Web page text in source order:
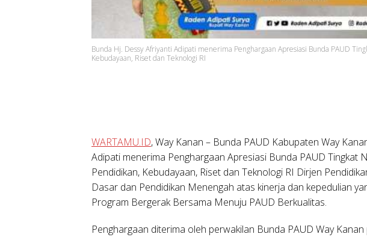
Bunda Hj. Dessy Afriyanti Adipati menerima Penghargaan Apresiasi Bunda PAUD
Kebudayaan, Riset dan Teknologi RI
WARTAMU.ID, Way Kanan – Bunda PAUD Kabupaten Way
Adipati menerima Penghargaan Apresiasi Bunda PAUD Tingkat
Pendidikan, Kebudayaan, Riset dan Teknologi RI Dirjen
Dasar dan Pendidikan Menengah atas kinerja dan kepedulian
Program Bergerak Bersama Menuju PAUD Berkualitas.
Penghargaan diterima oleh perwakilan Bunda PAUD Way Kanan